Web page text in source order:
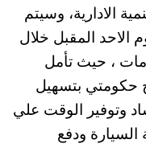
الادارية، وسيتم
الاحد المقبل خلال
، حيث تأمل
حكومتي بتسهيل
وتوفير الوقت علي
ودفع